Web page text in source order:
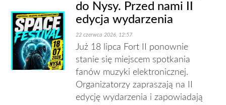
do Nysy. Przed nami II
edycja wydarzenia
22 czerwca 2026, 12:57
Już 18 lipca Fort II ponownie
stanie się miejscem spotkania
fanów muzyki elektronicznej.
Organizatorzy zapraszają na II
edycję wydarzenia i zapowiadają